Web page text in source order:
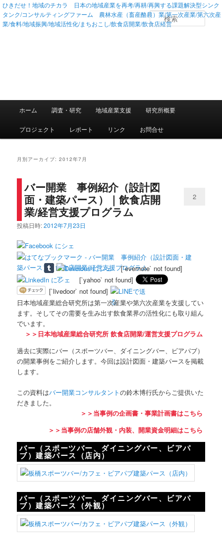
ひきだせ！地域のチカラ 日本の地域産業を再考/再耕/再興する課題解決型シンク
タンク/コンサルティングファーム 農林水産（畜産酪農）業/第一次産業/第六次産
業/食料/地域振興/地域活性化/まちおこし/飲食店開業/飲食店経営
検
索
メインコンテンツへ移動
サブコンテンツへ移動
ホーム 調査・研究 地域産業支援 研究所概要
プロジェクト レポート リンク お問合せ
月別アーカイブ:2012年7月
バー開業 事例紹介（設計図
面・建築パース）｜飲食店開
業/経営支援プログラム
投稿日時:2012年7月23日
2
[`evernote` not found]
[`yahoo` not found]
[`livedoor` not found]
日本地域産業総合研究所は第一次産業や第六次産業を支援してい
ます。そしてその需要を生み出す飲食業界の活性化にも取り組ん
でいます。
＞＞日本地域産業総合研究所 飲食店開業/運営支援プログラム
過去に実際にバー（スポーツバー、ダイニングバー、ビアパブ）
の開業事例をご紹介します。今回は設計図面・建築パースを掲載
します。
この資料はバー開業コンサルタントの鈴木博行氏からご提供いた
だきました。
＞＞当事例の企画書・事業計画書はこちら
＞＞当事例の店舗外観・内装、開業資金明細はこちら
バー（スポーツバー、ダイニングバー、ビアパ
ブ）建築パース（店内）
バー（スポーツバー、ダイニングバー、ビアパ
ブ）建築パース（外観）